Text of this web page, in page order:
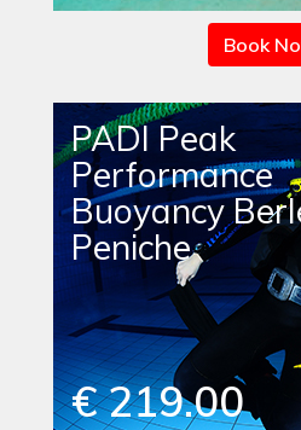
Book
PADI Peak
Performance
Buoyancy
Peniche
€ 219.00